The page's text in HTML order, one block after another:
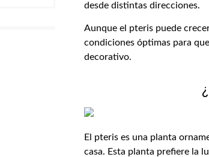
desde distintas direcciones.
Aunque el pteris puede
condiciones óptimas para
decorativo.
El pteris es una planta
casa. Esta planta prefiere la